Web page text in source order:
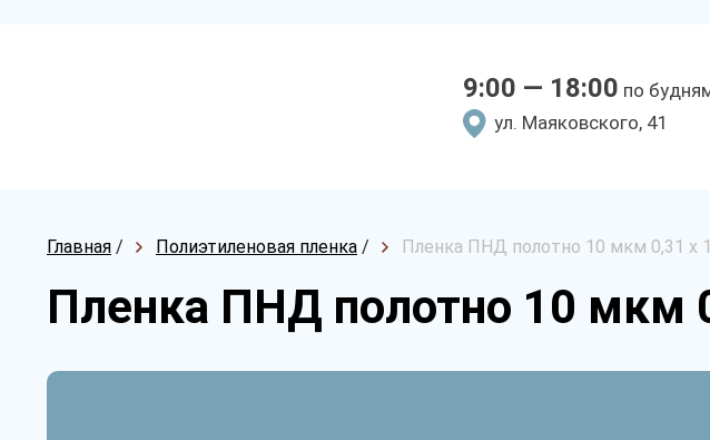
9:00 — 18:00 по
yл. Мaякoвcкoгo, 41
Главная / Полиэтиленовая пленка / Пленка ПНД полотно 10 мкм 0,31 х
Пленка ПНД полотно 10 мкм